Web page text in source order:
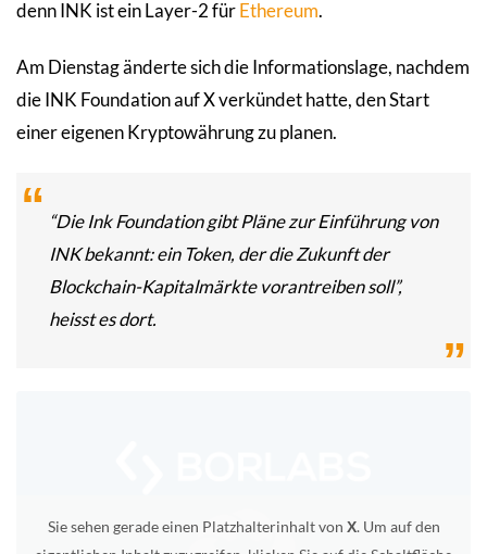
denn INK ist ein Layer-2 fürEthereum.
Am Dienstag änderte sich die Informationslage, nachdem
die INK Foundation auf X verkündet hatte, den Start
einer eigenen Kryptowährung zu planen.
“Die Ink Foundation gibt Pläne zur Einführung von
INK bekannt: ein Token, der die Zukunft der
Blockchain-Kapitalmärkte vorantreiben soll”,
heisst es dort.
Sie sehen gerade einen Platzhalterinhalt von X. Um auf den